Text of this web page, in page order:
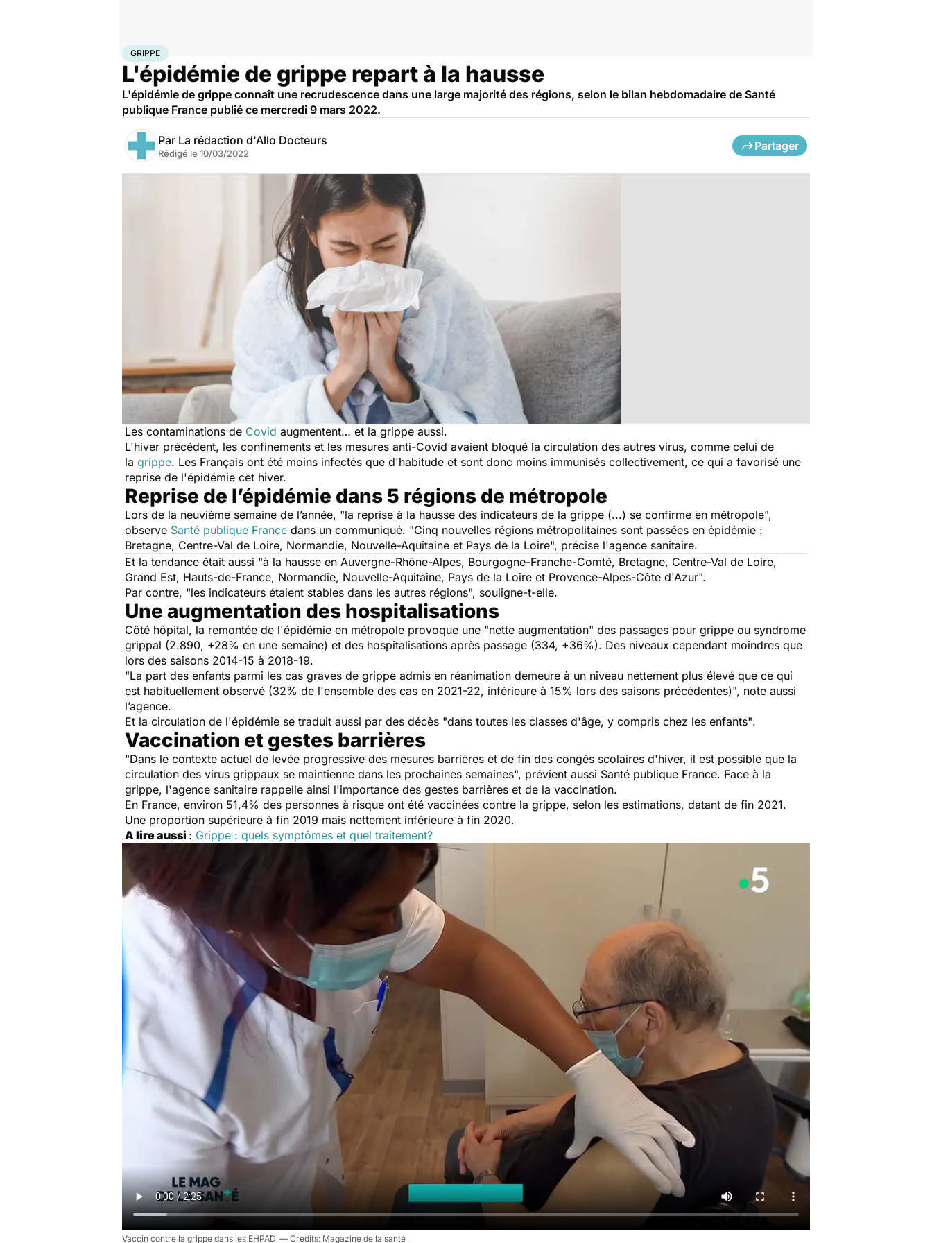
AccueilSanté
GRIPPE
L'épidémie de grippe repart à la hausse
L'épidémie de grippe connaît une recrudescence dans une large majorité des régions, selon le bilan hebdomadaire de Santé
publique France publié ce mercredi 9 mars 2022.
Par La rédaction d'Allo Docteurs
Rédigé le 10/03/2022
Partager
Les contaminations de Covid augmentent… et la grippe aussi.
L'hiver précédent, les confinements et les mesures anti-Covid avaient bloqué la circulation des autres virus, comme celui de
la grippe. Les Français ont été moins infectés que d'habitude et sont donc moins immunisés collectivement, ce qui a favorisé une
reprise de l'épidémie cet hiver.
Reprise de l’épidémie dans 5 régions de métropole
Lors de la neuvième semaine de l’année, "la reprise à la hausse des indicateurs de la grippe (...) se confirme en métropole",
observe Santé publique France dans un communiqué. "Cinq nouvelles régions métropolitaines sont passées en épidémie :
Bretagne, Centre-Val de Loire, Normandie, Nouvelle-Aquitaine et Pays de la Loire", précise l'agence sanitaire.
Et la tendance était aussi "à la hausse en Auvergne-Rhône-Alpes, Bourgogne-Franche-Comté, Bretagne, Centre-Val de Loire,
Grand Est, Hauts-de-France, Normandie, Nouvelle-Aquitaine, Pays de la Loire et Provence-Alpes-Côte d'Azur".
Par contre, "les indicateurs étaient stables dans les autres régions", souligne-t-elle.
Une augmentation des hospitalisations
Côté hôpital, la remontée de l'épidémie en métropole provoque une "nette augmentation" des passages pour grippe ou syndrome
grippal (2.890, +28% en une semaine) et des hospitalisations après passage (334, +36%). Des niveaux cependant moindres que
lors des saisons 2014-15 à 2018-19.
"La part des enfants parmi les cas graves de grippe admis en réanimation demeure à un niveau nettement plus élevé que ce qui
est habituellement observé (32% de l'ensemble des cas en 2021-22, inférieure à 15% lors des saisons précédentes)", note aussi
l’agence.
Et la circulation de l'épidémie se traduit aussi par des décès "dans toutes les classes d'âge, y compris chez les enfants".
Vaccination et gestes barrières
"Dans le contexte actuel de levée progressive des mesures barrières et de fin des congés scolaires d'hiver, il est possible que la
circulation des virus grippaux se maintienne dans les prochaines semaines", prévient aussi Santé publique France. Face à la
grippe, l'agence sanitaire rappelle ainsi l'importance des gestes barrières et de la vaccination.
En France, environ 51,4% des personnes à risque ont été vaccinées contre la grippe, selon les estimations, datant de fin 2021.
Une proportion supérieure à fin 2019 mais nettement inférieure à fin 2020.
A lire aussi : Grippe : quels symptômes et quel traitement?
Vaccin contre la grippe dans les EHPAD
Magazine de la santé